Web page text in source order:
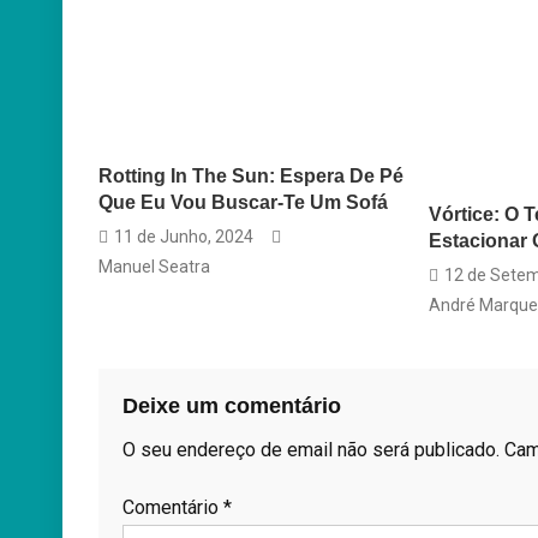
Rotting In The Sun: Espera De Pé
Que Eu Vou Buscar-Te Um Sofá
11 de Junho, 2024
Manuel Seatra
Vórtice: O
Estacionar
12 de
André
Deixe um comentário
O seu endereço de email não será publicado.
Comentário *